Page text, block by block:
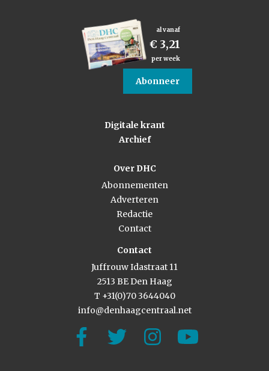
al vanaf
€ 3,21
per week
Abonneer
Digitale krant
Archief
Over DHC
Abonnementen
Adverteren
Redactie
Contact
Contact
Juffrouw Idastraat 11
2513 BE Den Haag
T +31(0)70 3644040
info@denhaagcentraal.net